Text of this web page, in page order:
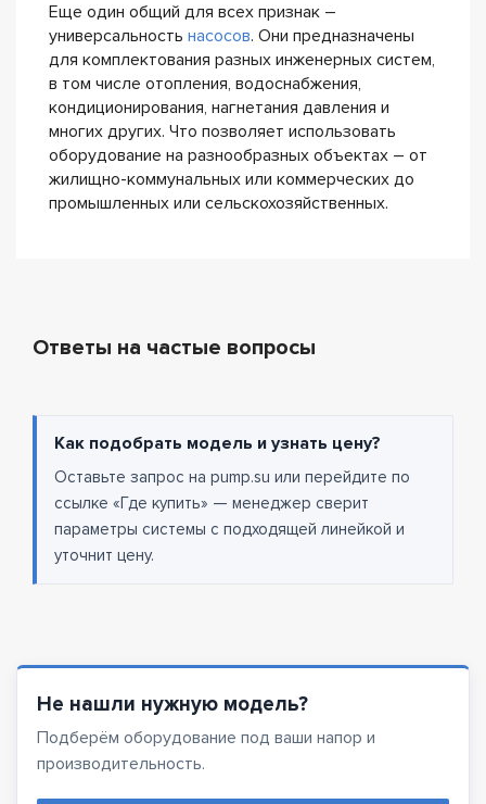
Еще один общий для всех признак –
универсальность насосов. Они предназначены
для комплектования разных инженерных систем,
в том числе отопления, водоснабжения,
кондиционирования, нагнетания давления и
многих других. Что позволяет использовать
оборудование на разнообразных объектах – от
жилищно-коммунальных или коммерческих до
промышленных или сельскохозяйственных.
Ответы на частые вопросы
Как подобрать модель и узнать цену?
Оставьте запрос на pump.su или перейдите по
ссылке «Где купить» — менеджер сверит
параметры системы с подходящей линейкой и
уточнит цену.
Не нашли нужную модель?
Подберём оборудование под ваши напор и
производительность.